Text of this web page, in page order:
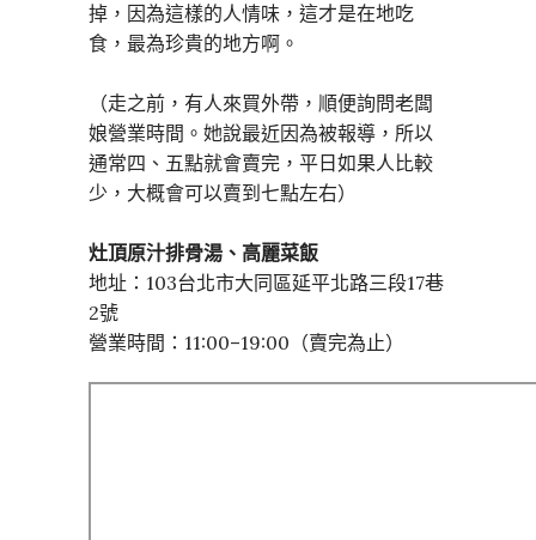
掉，因為這樣的人情味，這才是在地吃
食，最為珍貴的地方啊。
（走之前，有人來買外帶，順便詢問老闆
娘營業時間。她說最近因為被報導，所以
通常四、五點就會賣完，平日如果人比較
少，大概會可以賣到七點左右）
灶頂原汁排骨湯、高麗菜飯
地址：103台北市大同區延平北路三段17巷
2號
營業時間：11:00–19:00（賣完為止）